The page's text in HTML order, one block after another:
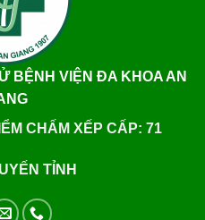
BỆNH VIỆN ĐA KHOA AN
CHẤM XẾP CẤP: 71
TỈNH